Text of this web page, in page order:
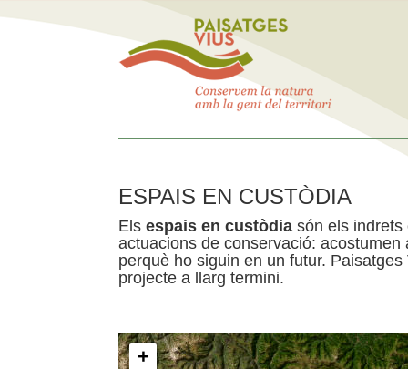
ESPAIS EN CUSTÒDIA
Els espais en custòdia són els indrets
actuacions de conservació:
perquè ho siguin en un futur.
projecte a llarg termini.
+